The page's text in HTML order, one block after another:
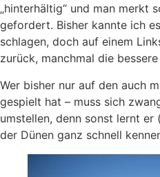
„hinterhältig“ und man merkt
gefordert. Bisher kannte ich
schlagen, doch auf einem
zurück, manchmal die bessere
Wer bisher nur auf den auch
gespielt hat – muss sich
umstellen, denn sonst lernt er
der Dünen ganz schnell